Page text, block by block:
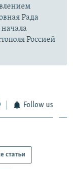
Рада
Россией
Follow us
статьи